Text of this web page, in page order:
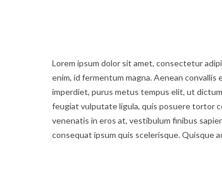
Lorem ipsum dolor sit amet, consectetur
enim, id fermentum magna. Aenean
imperdiet, purus metus tempus elit, ut
feugiat vulputate ligula, quis posuere tortor
venenatis in eros at, vestibulum finibus
consequat ipsum quis scelerisque. Quisque